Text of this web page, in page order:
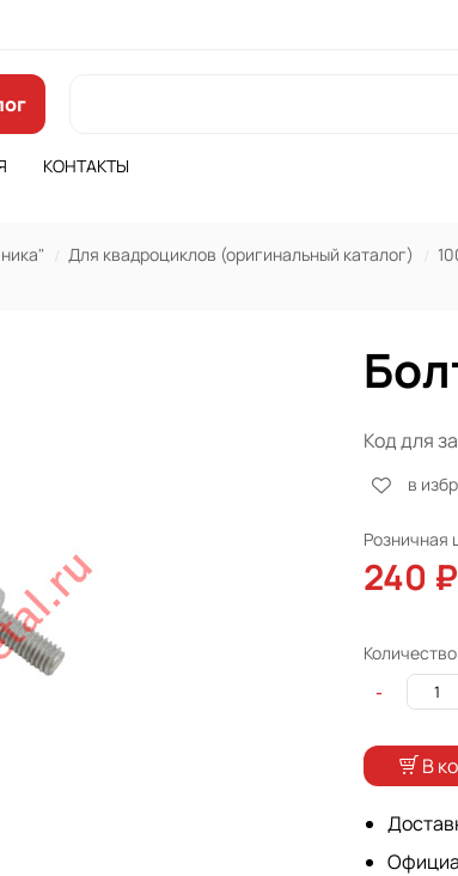
КОНТАКТЫ
Для квадроциклов (оригинальный каталог)
Код для
в
Розничная
240 ₽
Количество
-
В